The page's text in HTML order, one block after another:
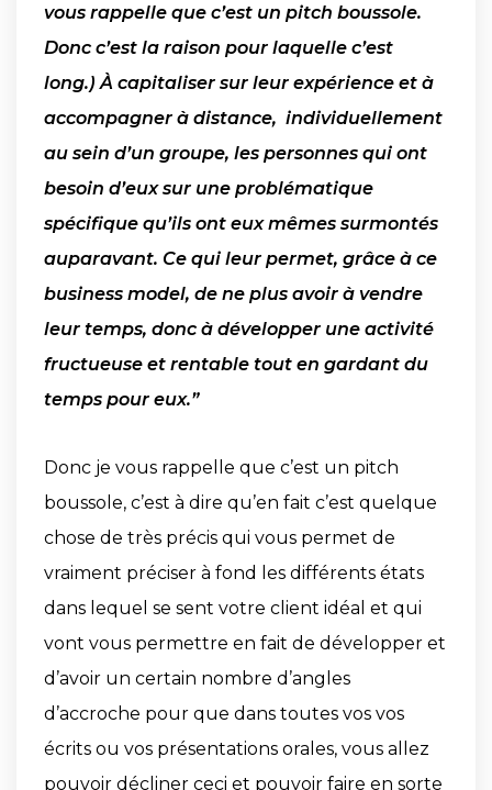
vous rappelle que c’est un pitch boussole.
Donc c’est la raison pour laquelle c’est
long.) À capitaliser sur leur expérience et à
accompagner à distance, individuellement
au sein d’un groupe, les personnes qui ont
besoin d’eux sur une problématique
spécifique qu’ils ont eux mêmes surmontés
auparavant. Ce qui leur permet, grâce à ce
business model, de ne plus avoir à vendre
leur temps, donc à développer une activité
fructueuse et rentable tout en gardant du
temps pour eux.”
Donc je vous rappelle que c’est un pitch
boussole, c’est à dire qu’en fait c’est quelque
chose de très précis qui vous permet de
vraiment préciser à fond les différents états
dans lequel se sent votre client idéal et qui
vont vous permettre en fait de développer et
d’avoir un certain nombre d’angles
d’accroche pour que dans toutes vos vos
écrits ou vos présentations orales, vous allez
pouvoir décliner ceci et pouvoir faire en sorte